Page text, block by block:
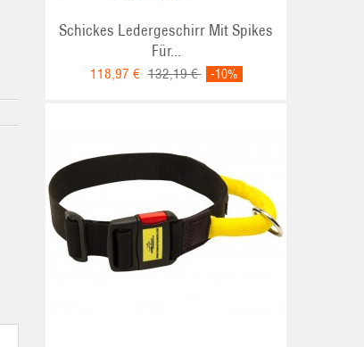
Schickes Ledergeschirr Mit Spikes
Für...
118,97 € 132,19 € -10%